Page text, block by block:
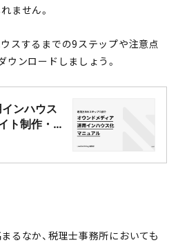
ません。
スするまでの9ステップや注意点
ウンロードしましょう。
ンハウス
ト制作・
るなか、税理士事務所においても